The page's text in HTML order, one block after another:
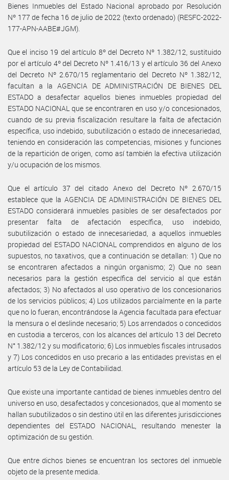
Bienes Inmuebles del Estado Nacional aprobado por Resolución
Nº 177 de fecha 16 de julio de 2022 (texto ordenado) (RESFC-2022-
177-APN-AABE#JGM).
Que el inciso 19 del artículo 8º del Decreto Nº 1.382/12, sustituido
por el artículo 4º del Decreto Nº 1.416/13 y el artículo 36 del Anexo
del Decreto Nº 2.670/15 reglamentario del Decreto Nº 1.382/12,
facultan a la AGENCIA DE ADMINISTRACIÓN DE BIENES DEL
ESTADO a desafectar aquellos bienes inmuebles propiedad del
ESTADO NACIONAL que se encontraren en uso y/o concesionados,
cuando de su previa fiscalización resultare la falta de afectación
específica, uso indebido, subutilización o estado de innecesariedad,
teniendo en consideración las competencias, misiones y funciones
de la repartición de origen, como así también la efectiva utilización
y/u ocupación de los mismos.
Que el artículo 37 del citado Anexo del Decreto Nº 2.670/15
establece que la AGENCIA DE ADMINISTRACIÓN DE BIENES DEL
ESTADO considerará inmuebles pasibles de ser desafectados por
presentar falta de afectación específica, uso indebido,
subutilización o estado de innecesariedad, a aquellos inmuebles
propiedad del ESTADO NACIONAL comprendidos en alguno de los
supuestos, no taxativos, que a continuación se detallan: 1) Que no
se encontraren afectados a ningún organismo; 2) Que no sean
necesarios para la gestión específica del servicio al que están
afectados; 3) No afectados al uso operativo de los concesionarios
de los servicios públicos; 4) Los utilizados parcialmente en la parte
que no lo fueran, encontrándose la Agencia facultada para efectuar
la mensura o el deslinde necesario; 5) Los arrendados o concedidos
en custodia a terceros, con los alcances del artículo 13 del Decreto
N° 1.382/12 y su modificatorio; 6) Los inmuebles fiscales intrusados
y 7) Los concedidos en uso precario a las entidades previstas en el
artículo 53 de la Ley de Contabilidad.
Que existe una importante cantidad de bienes inmuebles dentro del
universo en uso, desafectados y concesionados, que al momento se
hallan subutilizados o sin destino útil en las diferentes jurisdicciones
dependientes del ESTADO NACIONAL, resultando menester la
optimización de su gestión.
Que entre dichos bienes se encuentran los sectores del inmueble
objeto de la presente medida.